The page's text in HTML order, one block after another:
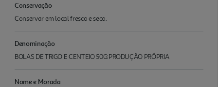
Conservação
Conservar em local fresco e seco.
Denominação
BOLAS DE TRIGO E CENTEIO 50G:PRODUÇÃO PRÓPRIA
Nome e Morada